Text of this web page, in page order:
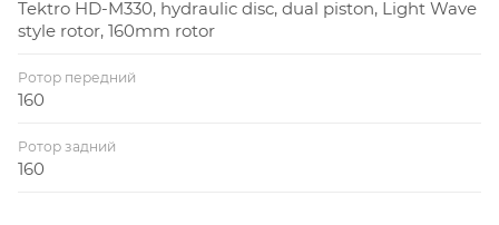
Tektro HD-M330, hydraulic disc, dual piston, Light Wave
style rotor, 160mm rotor
Ротор передний
160
Ротор задний
160